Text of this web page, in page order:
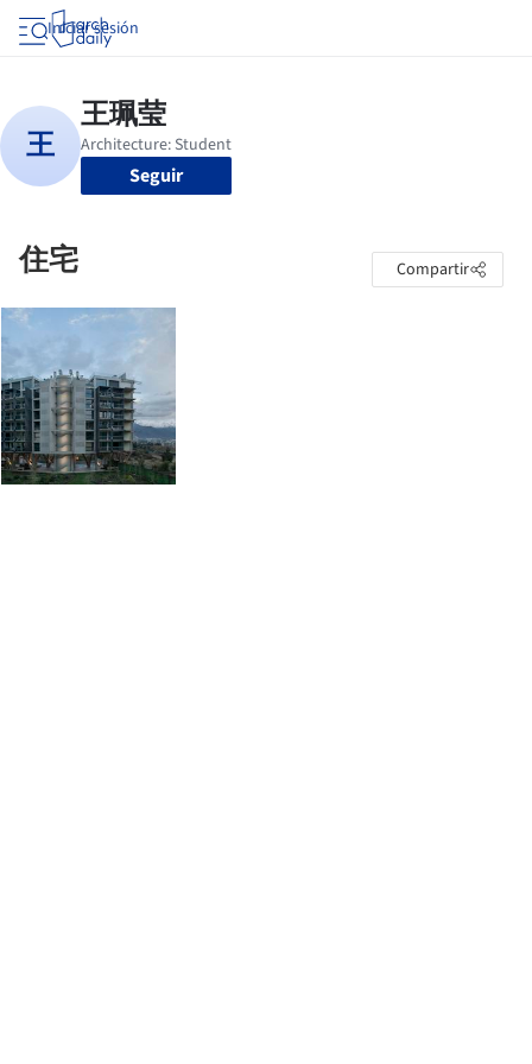
Iniciar sesión
Seguir
住宅 Compartir